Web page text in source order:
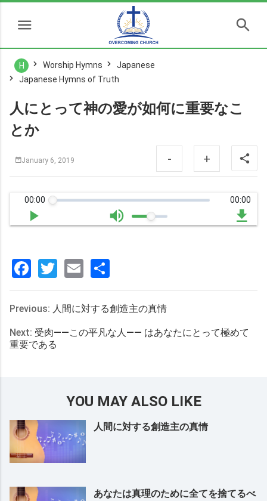
H Worship Hymns
Japanese
Japanese Hymns of Truth
人にとって神の愛が如何に重要なこ
とか
January 6, 2019 - +
00:00 00:00
Facebook
Twitter
Email
享
Previous: 人間に対する創造主の真情
Next: 受肉――この平凡な人―― はあなたにとって極めて
重要である
YOU MAY ALSO LIKE
人間に対する創造主の真情
あなたは真理のために全てを捨てるべ